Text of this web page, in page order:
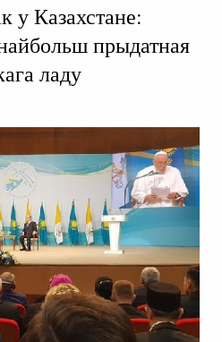
у Казахстане:
прыдатная
ладу